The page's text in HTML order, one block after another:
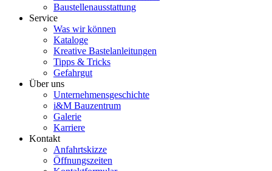
Baustellenausstattung
Service
Was wir können
Kataloge
Kreative Bastelanleitungen
Tipps & Tricks
Gefahrgut
Über uns
Unternehmensgeschichte
i&M Bauzentrum
Galerie
Karriere
Kontakt
Anfahrtskizze
Öffnungszeiten